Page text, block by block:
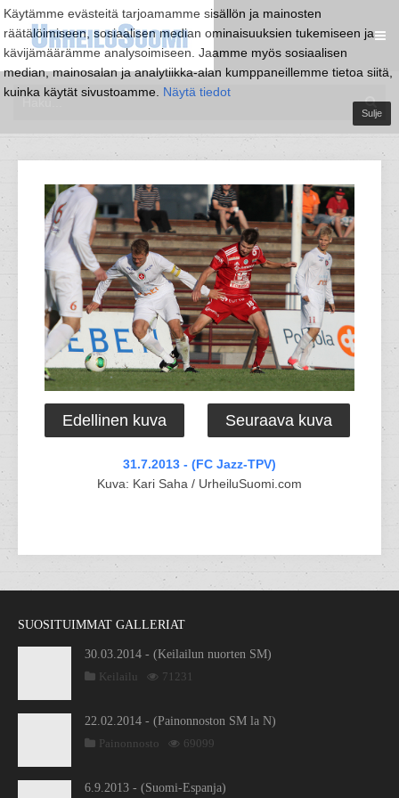
Käytämme evästeitä tarjoamamme sisällön ja mainosten
räätälöimiseen, sosiaalisen median ominaisuuksien tukemiseen ja
kävijämäärämme analysoimiseen. Jaamme myös sosiaalisen
median, mainosalan ja analytiikka-alan kumppaneillemme tietoa siitä,
kuinka käytät sivustoamme. Näytä tiedot
Sulje
Edellinen kuva Seuraava kuva
31.7.2013 - (FC Jazz-TPV)
Kuva: Kari Saha / UrheiluSuomi.com
SUOSITUIMMAT GALLERIAT
30.03.2014 - (Keilailun nuorten SM)
Keilailu
71231
22.02.2014 - (Painonnoston SM la N)
Painonnosto
69099
6.9.2013 - (Suomi-Espanja)